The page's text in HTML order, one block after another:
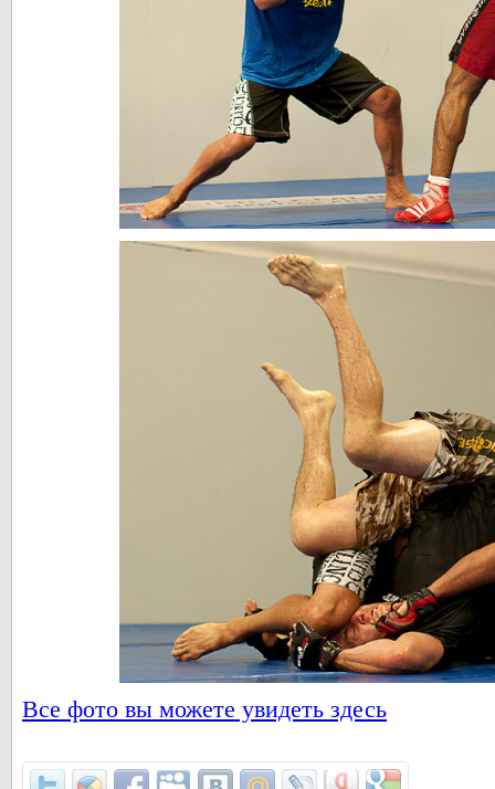
Все фото вы можете увидеть здесь